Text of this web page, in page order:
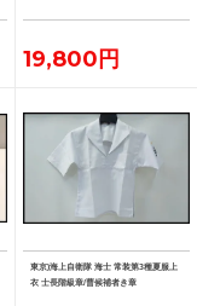
19,800円
東京)海上自衛隊 海士 常装第3種夏服上
衣 士長階級章/曹候補者き章